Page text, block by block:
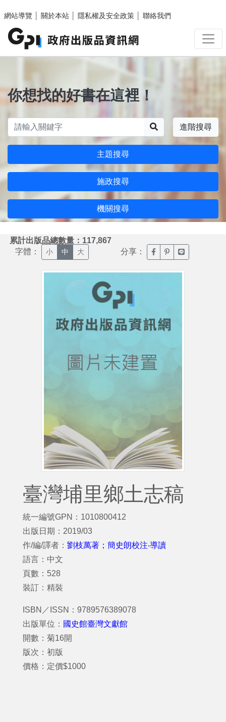
網站導覽
關於本站 隱私權及安全政策 聯絡我們
你想找的好書在這裡！
進階搜尋
主題搜尋
施政搜尋
機關搜尋
累計出版品總數量：117,867
字體： 小 中 大 分享： 臉書分享(另開新視窗)
噗浪分享(另開新
Line分享(另
臺灣埔里鄉土志稿
統一編號GPN：1010800412
出版日期：2019/03
作/編/譯者： 劉枝萬著；簡史朗校注‧導讀
語言：中文
頁數：528
裝訂：精裝
ISBN／ISSN：9789576389078
出版單位： 國史館臺灣文獻館
開數：菊16開
版次：初版
價格：定價$1000